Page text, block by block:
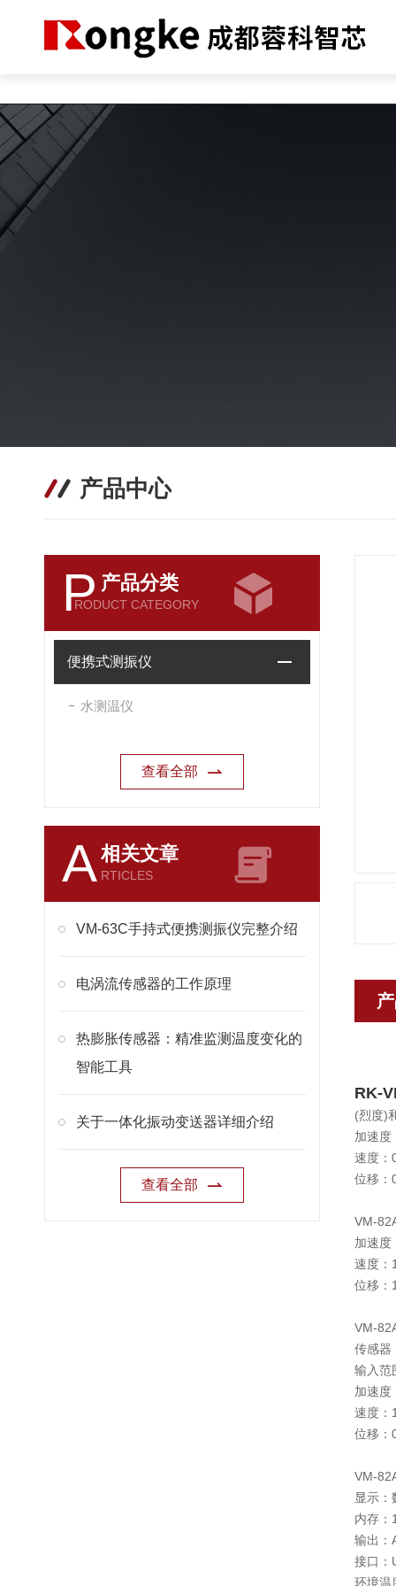
产品中心
P 产品分类
RODUCT CATEGORY
便携式测振仪
水测温仪
查看全部
A相关文章
RTICLES
VM-63C手持式便携测振仪完整介绍
电涡流传感器的工作原理
热膨胀传感器：精准监测温度变化的
智能工具
关于一体化振动变送器详细介绍
查看全部
RK-
(烈度)
加速度
速度：
位移：
VM-
加速度
速度：
位移：
VM-
传感器
输入范
加速度
速度：
位移：
VM-
显示：
内存：
输出：
接口：
环境温